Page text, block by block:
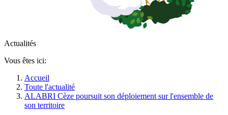
Actualités
Vous êtes ici:
Accueil
Toute l'actualité
ALABRI Cèze poursuit son déploiement sur l'ensemble de
son territoire